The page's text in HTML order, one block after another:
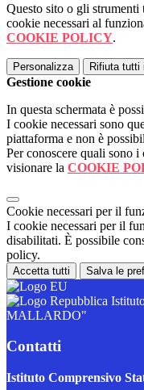
Questo sito o gli
cookie necessari al
COOKIE POLICY.
Personalizza Rifiuta tutti
Gestione cookie
In questa schermata è
I cookie necessari sono
piattaforma e non è
Per conoscere quali sono
visionare la COOKIE
Cookie necessari per il
I cookie necessari per il
disabilitati. È possibile
policy.
Accetta tutti Salva le
MALLARDO"
Contatti
Istituto Comprensivo